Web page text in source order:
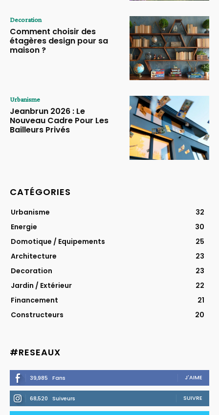
Decoration
Comment choisir des
étagères design pour sa
maison ?
Urbanisme
Jeanbrun 2026 : Le
Nouveau Cadre Pour Les
Bailleurs Privés
CATÉGORIES
Urbanisme
32
Energie
30
Domotique / Equipements
25
Architecture
23
Decoration
23
Jardin / Extérieur
22
Financement
21
Constructeurs
20
#RESEAUX
39,985 Fans J'AIME
68,520 Suiveurs SUIVRE